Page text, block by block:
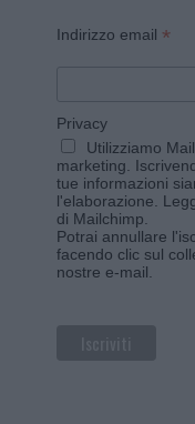
Indirizzo email *
Privacy
Utilizziamo
marketing.
tue informazioni
l'elaborazione.
di Mailchimp
Potrai annullare
facendo clic sul
nostre e-mail.